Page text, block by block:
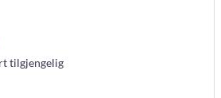
tilgjengelig